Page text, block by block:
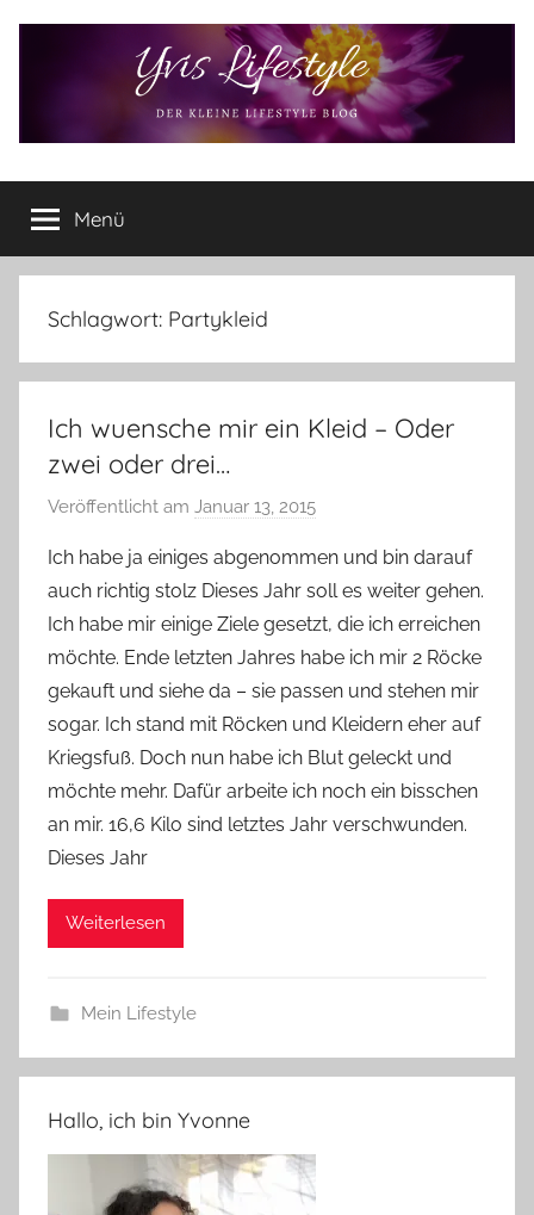
Yvis
Lifestyle
Lifestyle
Blog
–
Lifestyle,
Produkttests
vieles
Menü
Schlagwort: Partykleid
Ich wuensche mir ein Kleid – Oder
zwei oder drei…
Veröffentlicht am Januar 13, 2015
n
Y
v
o
n
n
e
Ich habe ja einiges abgenommen und bin darauf
auch richtig stolz Dieses Jahr soll es weiter gehen.
Ich habe mir einige Ziele gesetzt, die ich erreichen
möchte. Ende letzten Jahres habe ich mir 2 Röcke
gekauft und siehe da – sie passen und stehen mir
sogar. Ich stand mit Röcken und Kleidern eher auf
Kriegsfuß. Doch nun habe ich Blut geleckt und
möchte mehr. Dafür arbeite ich noch ein bisschen
an mir. 16,6 Kilo sind letztes Jahr verschwunden.
Dieses Jahr
Weiterlesen
Mein Lifestyle
Hallo, ich bin Yvonne